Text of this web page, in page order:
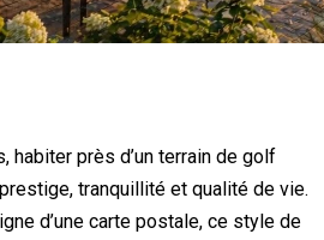
habiter près d’un terrain de golf
tranquillité et qualité de vie.
d’une carte postale, ce style de